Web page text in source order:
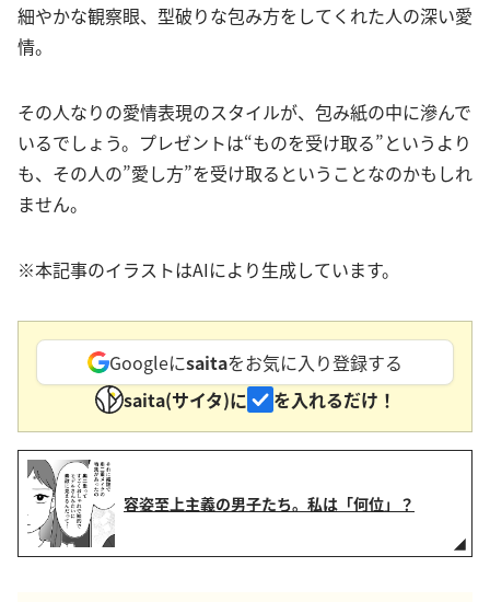
細やかな観察眼、型破りな包み方をしてくれた人の深い愛
情。
その人なりの愛情表現のスタイルが、包み紙の中に滲んで
いるでしょう。プレゼントは“ものを受け取る”というより
も、その人の”愛し方”を受け取るということなのかもしれ
ません。
※本記事のイラストはAIにより生成しています。
Googleにsaitaをお気に入り登録する
saita(サイタ)に
を入れるだけ！
容姿至上主義の男子たち。私は「何位」？